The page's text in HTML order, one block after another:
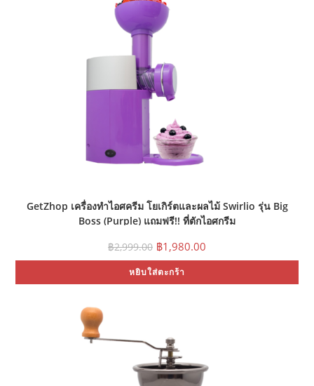
GetZhop เครื่องทำไอศครีม โยเกิร์ตและผลไม้ Swirlio รุ่น Big
Boss (Purple) แถมฟรี!! ที่ตักไอศกรีม
฿2,999.00 Original
price
was:
฿2,999.00.
฿1,980.00
price
฿1,980.00.
หยิบใส่ตะกร้า